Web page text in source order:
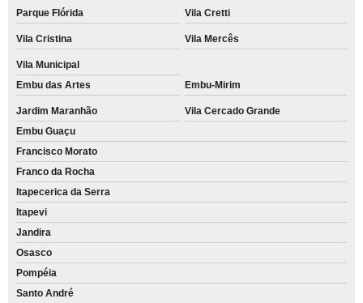
Parque Flórida Vila Cretti
Vila Cristina Vila Mercês
Vila Municipal
Embu das Artes
Embu-Mirim
Jardim Maranhão
Vila Cercado Grande
Embu Guaçu
Francisco Morato
Franco da Rocha
Itapecerica da Serra
Itapevi
Jandira
Osasco
Pompéia
Santo André